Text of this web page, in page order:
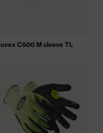
uvex C500 M sleeve TL